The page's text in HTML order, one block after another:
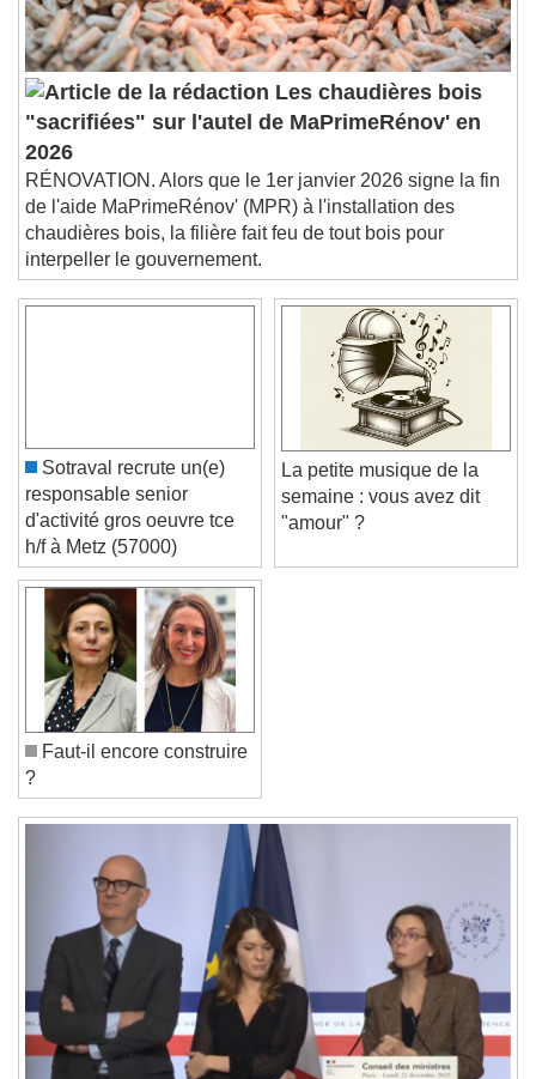
subtitles settings, opens subtitles
settings dialog
subtitles off, selected
Audio Track
This is a modal window.
Beginning of dialog window. Escape will cancel
and close the window.
Text
Caption Area Background
Color
Font Size
Text Edge Style
Font Family
Close Modal Dialog
End of dialog window.
Les chaudières bois
"sacrifiées" sur l'autel de MaPrimeRénov' en
2026
RÉNOVATION. Alors que le 1er janvier 2026 signe la fin
de l'aide MaPrimeRénov' (MPR) à l'installation des
chaudières bois, la filière fait feu de tout bois pour
interpeller le gouvernement.
Sotraval recrute un(e)
responsable senior
d'activité gros oeuvre tce
h/f à Metz (57000)
La petite musique de la
semaine : vous avez dit
?